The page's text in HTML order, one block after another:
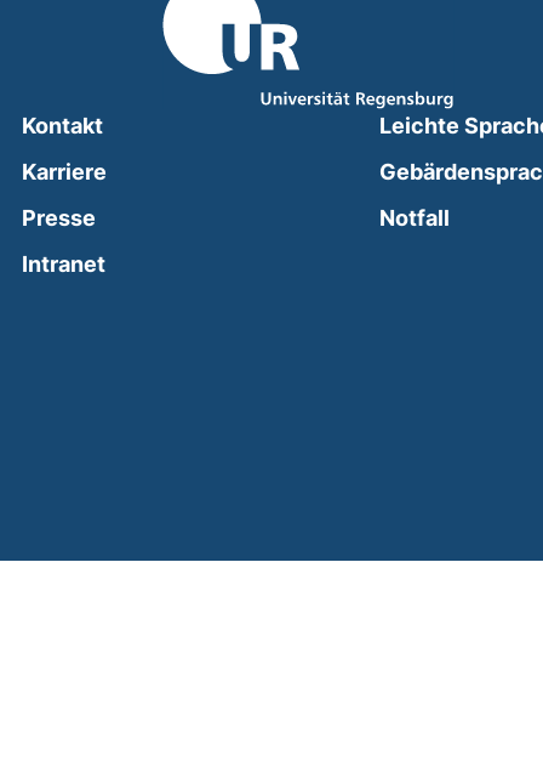
Kontakt
Karriere
Presse
Intranet(external link, opens in a new window)
Leichte
Notfall